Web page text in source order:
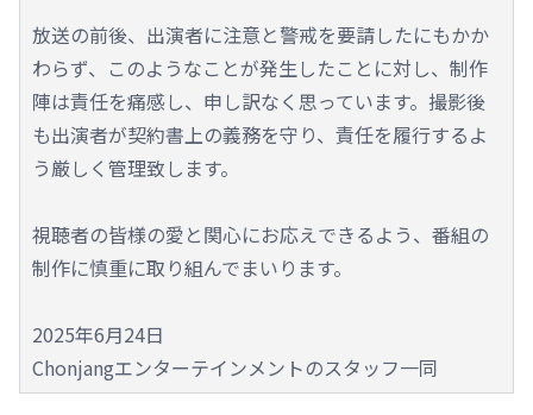
放送の前後、出演者に注意と警戒を要請したにもかか
わらず、このようなことが発生したことに対し、制作
陣は責任を痛感し、申し訳なく思っています。撮影後
も出演者が契約書上の義務を守り、責任を履行するよ
う厳しく管理致します。
視聴者の皆様の愛と関心にお応えできるよう、番組の
制作に慎重に取り組んでまいります。
2025年6月24日
Chonjangエンターテインメントのスタッフ一同